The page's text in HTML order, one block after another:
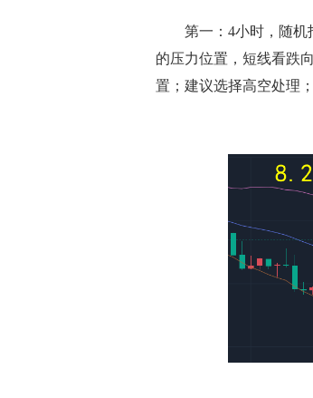
第一：4小时，随机指
的压力位置，短线看跌
置；建议选择高空处理；